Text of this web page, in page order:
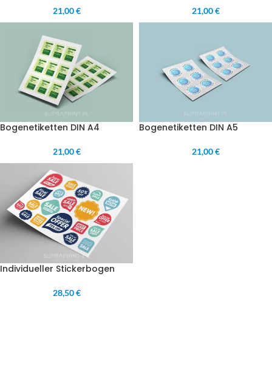
21,00 € 21,00 €
Bogenetiketten DIN A4
21,00 €
Bogenetiketten DIN A5
21,00 €
Individueller Stickerbogen
28,50 €